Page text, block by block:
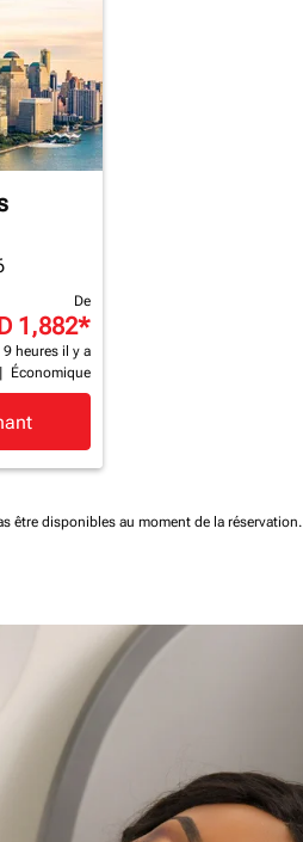
De
1,882*
9 heures il y a
Économique
être disponibles au moment de la réservation.